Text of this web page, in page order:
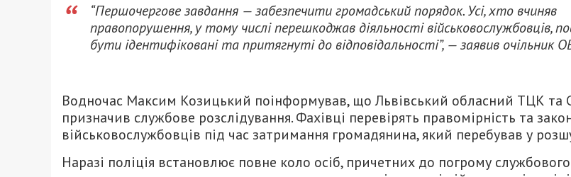
“Першочергове завдання — забезпечити громадський порядок. Усі, хто вчиняв
правопорушення, у тому числі перешкоджав діяльності військовослужбовців,
бути ідентифіковані та притягнуті до відповідальності”, — заявив очільник
Водночас Максим Козицький поінформував, що Львівський обласний ТЦК та
призначив службове розслідування. Фахівці перевірять правомірність та
військовослужбовців під час затримання громадянина, який перебував у
Наразі поліція встановлює повне коло осіб, причетних до погрому